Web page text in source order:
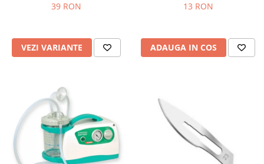
Laringoscoape
Lentile de diagnostic
Masini de sflefuit lentile
Mese chirurgicale oftalmologice
Mese operatii
Monitoare fetale
Monitoare pacient
39 RON
VEZI VARIANTE
13 RON
ADAUGA IN COS